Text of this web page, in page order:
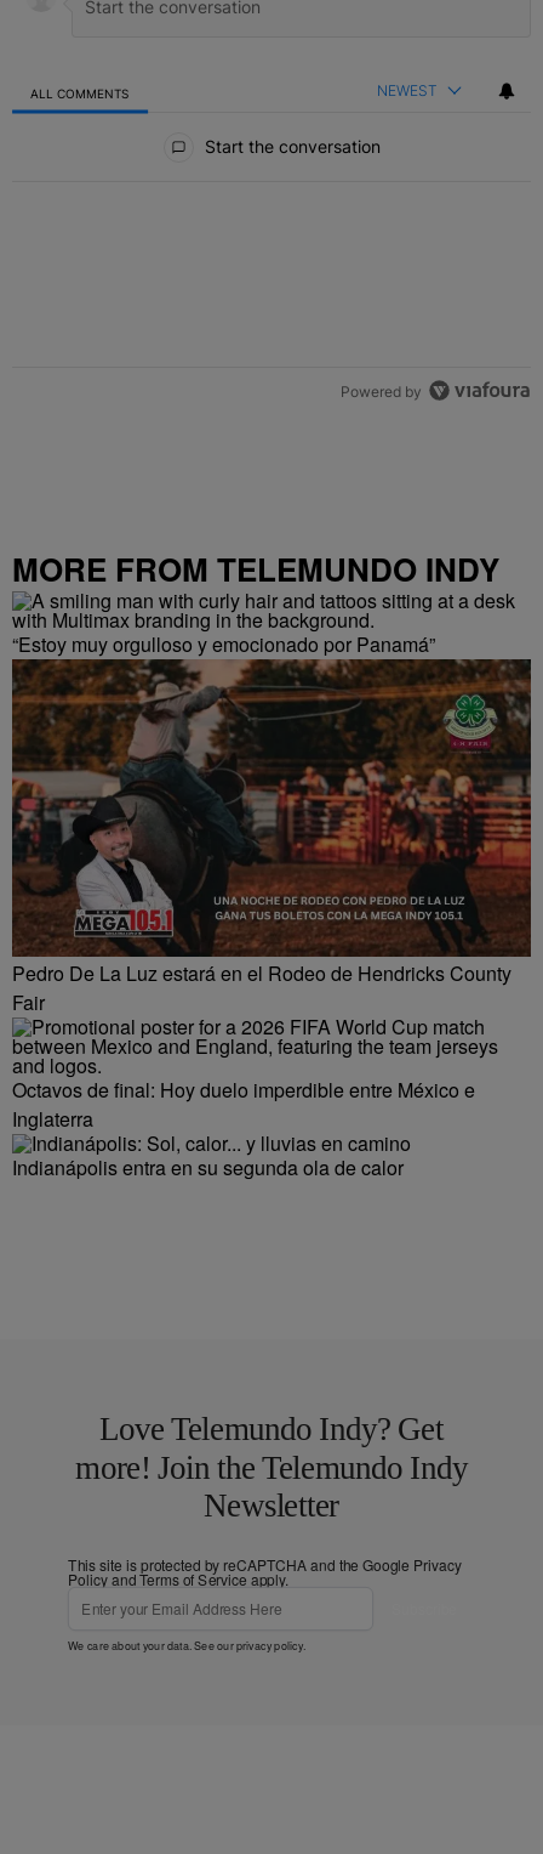
ALL COMMENTS NEWEST
Start the conversation
Powered by
MORE FROM TELEMUNDO INDY
“Estoy muy orgulloso y emocionado por Panamá”
Pedro De La Luz estará en el Rodeo de Hendricks County
Fair
Octavos de final: Hoy duelo imperdible entre México e
Inglaterra
Indianápolis entra en su segunda ola de calor
Love Telemundo Indy? Get
more! Join the Telemundo Indy
Newsletter
This site is protected by reCAPTCHA and the Google Privacy
PolicyandTerms of Service apply.
We care about your data. See ourprivacy policy.